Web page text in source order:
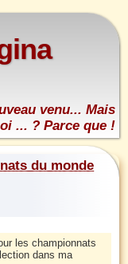
venu... Mais
... ? Parce que !
du monde
les championnats
dans ma